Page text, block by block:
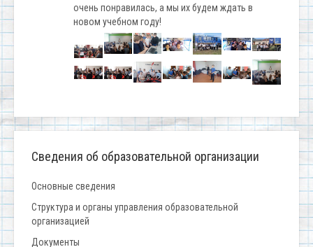
очень понравилась, а мы их будем ждать в
новом учебном году!
Сведения об образовательной организации
Основные сведения
Структура и органы управления образовательной
организацией
Документы